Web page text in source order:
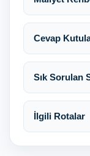
Cevap
Sık Sorulan
İlgili Rotalar